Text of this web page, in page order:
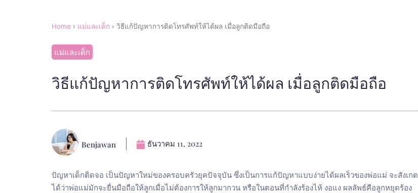
Home › แม่และเด็ก › วิธีแก้ปัญหาการติดโทรศัพท์ให้ได้ผล เมื่อลูกติดมือถือ
แม่และเด็ก
วิธีแก้ปัญหาการติดโทรศัพท์ให้ได้ผล เมื่อลูกติดมือถือ
Benjawan ธันวาคม 11, 2022
ปัญหาเด็กติดจอ เป็นปัญหาใหม่ของครอบครัวยุคปัจจุบัน ซึ่งเป็นการแก้ปัญหาแบบง่ายได้ผลเร็วของพ่อแม่ จะสังเกต
ได้ว่าพ่อแม่มักจะยื่นมือถือให้ลูกเมื่อไม่ต้องการให้ลูกมากวน หรือในตอนที่กำลังร้องไห้ งอแง ผลลัพธ์คือลูกหยุดร้อง